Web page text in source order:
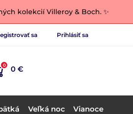
kolekcií Villeroy & Boch. ✨
sa Prihlásiť sa
0 0 €
Veľká noc Vianoce